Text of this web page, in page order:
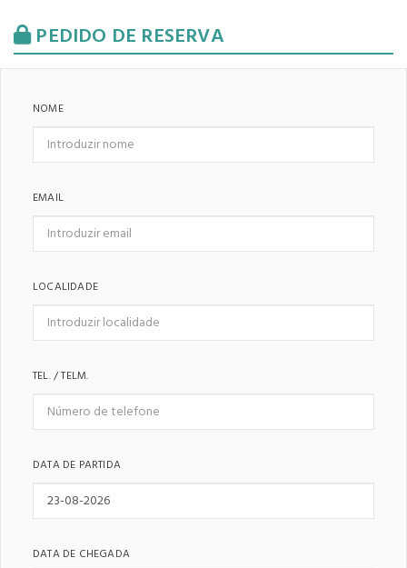
PEDIDO DE RESERVA
NOME
EMAIL
LOCALIDADE
TEL. / TELM.
DATA DE PARTIDA
DATA DE CHEGADA